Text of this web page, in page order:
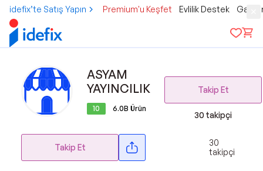
idefix’te Satış Yapın Premium'u Keşfet Evlilik Destek
ASYAM
YAYINCILIK
10 6.0B Ürün
Takip Et
30 takipçi
Takip Et
30
takipçi